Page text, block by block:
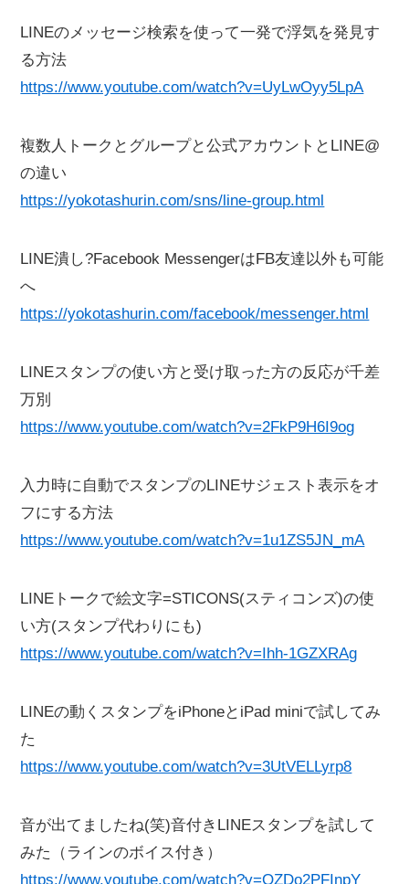
LINEのメッセージ検索を使って一発で浮気を発見す
る方法
https://www.youtube.com/watch?v=UyLwOyy5LpA
複数人トークとグループと公式アカウントとLINE@
の違い
https://yokotashurin.com/sns/line-group.html
LINE潰し?Facebook MessengerはFB友達以外も可能
へ
https://yokotashurin.com/facebook/messenger.html
LINEスタンプの使い方と受け取った方の反応が千差
万別
https://www.youtube.com/watch?v=2FkP9H6I9og
入力時に自動でスタンプのLINEサジェスト表示をオ
フにする方法
https://www.youtube.com/watch?v=1u1ZS5JN_mA
LINEトークで絵文字=STICONS(スティコンズ)の使
い方(スタンプ代わりにも)
https://www.youtube.com/watch?v=Ihh-1GZXRAg
LINEの動くスタンプをiPhoneとiPad miniで試してみ
た
https://www.youtube.com/watch?v=3UtVELLyrp8
音が出てましたね(笑)音付きLINEスタンプを試して
みた（ラインのボイス付き）
https://www.youtube.com/watch?v=OZDo2PFInpY